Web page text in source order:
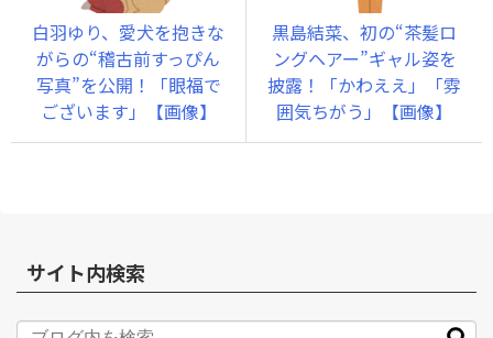
白羽ゆり、愛犬を抱きな
がらの“稽古前すっぴん
写真”を公開！「眼福で
ございます」【画像】
黒島結菜、初の“茶髪ロ
ングヘアー”ギャル姿を
披露！「かわええ」「雰
囲気ちがう」【画像】
サイト内検索